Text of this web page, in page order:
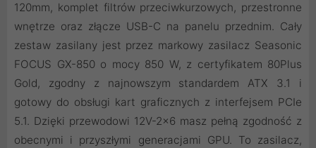
120mm, komplet filtrów przeciwkurzowych, przestronne
wnętrze oraz złącze USB-C na panelu przednim. Cały
zestaw zasilany jest przez markowy zasilacz Seasonic
FOCUS GX-850 o mocy 850 W, z certyfikatem 80Plus
Gold, zgodny z najnowszym standardem ATX 3.1 i
gotowy do obsługi kart graficznych z interfejsem PCIe
5.1. Dzięki przewodowi 12V-2×6 masz pełną zgodność z
obecnymi i przyszłymi generacjami GPU. To zasilacz,